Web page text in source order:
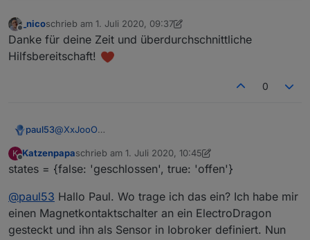
Offline
_nicoschrieb am 1. Juli 2020, 09:37
zuletzt editiert von _nico7. Jan. 2020, 11:38
Danke für deine Zeit und überdurchschnittliche
Hilfsbereitschaft!
0
paul53@XxJooO
"boolean", allerdings "read only". Da muss nichts
gewandelt werden. Oder möchtest Du Zustandstexte
K
Offline
Katzenpapaschrieb am 1. Juli 2020, 10:45
zuletzt editiert von Katzenpapa
states = {false: 'geschlossen', true: 'offen'}
@paul53 Hallo Paul. Wo trage ich das ein? Ich habe mir
einen Magnetkontaktschalter an ein ElectroDragon
gesteckt und ihn als Sensor in Iobroker definiert. Nun